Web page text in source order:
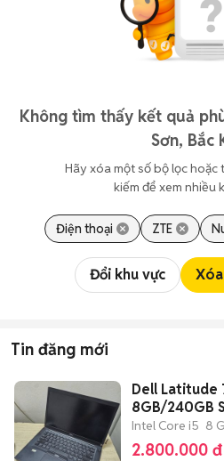
Không tìm thấy kết quả
Sơn, Bắc
Hãy xóa một số bộ lọc hoặc
kiếm để xem nhiều
Điện thoại ZTE
Đổi khu vực
Tin đăng mới
Dell Latitude
8GB/240GB
Intel Core i5 8
2.800.000 đ